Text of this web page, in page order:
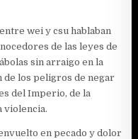
wei y csu hablaban
de las leyes de
sin arraigo en la
de los peligros de negar
del Imperio, de la
violencia.
en pecado y dolor